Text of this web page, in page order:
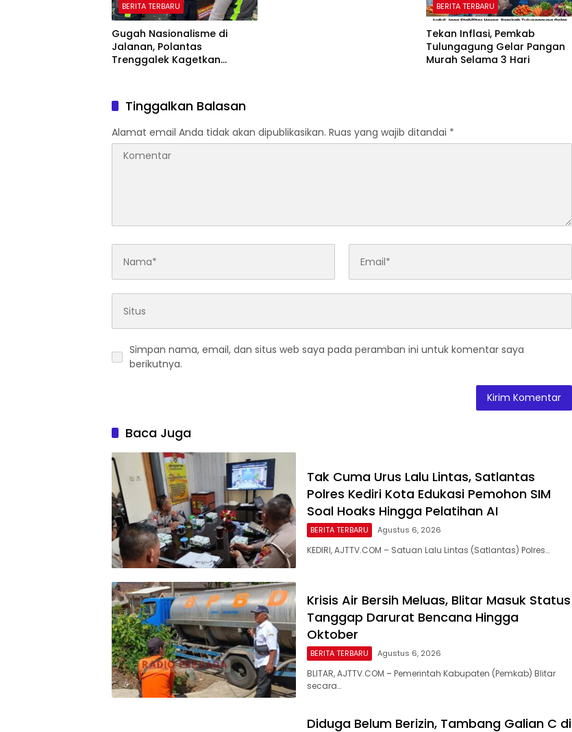
BERITA TERBARU
Gugah Nasionalisme di
Jalanan, Polantas
Trenggalek Kagetkan
BERITA TERBARU
Tekan Inflasi, Pemkab
Tulungagung Gelar Pangan
Murah Selama 3 Hari
Tinggalkan Balasan
Alamat email Anda tidak akan dipublikasikan. Ruas yang wajib ditandai *
Simpan nama, email, dan situs web saya pada peramban ini untuk komentar saya
berikutnya.
Baca Juga
Tak Cuma Urus Lalu Lintas, Satlantas
Polres Kediri Kota Edukasi Pemohon SIM
Soal Hoaks Hingga Pelatihan AI
BERITA TERBARU Agustus 6, 2026
KEDIRI, AJTTV.COM – Satuan Lalu Lintas (Satlantas) Polres…
Krisis Air Bersih Meluas, Blitar Masuk Status
Tanggap Darurat Bencana Hingga
Oktober
BERITA TERBARU Agustus 6, 2026
BLITAR, AJTTV.COM – Pemerintah Kabupaten (Pemkab) Blitar
secara…
Diduga Belum Berizin, Tambang Galian C di